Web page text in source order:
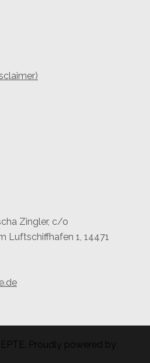
Zingler, c/o
Luftschiffhafen 1, 14471
Proudly powered by